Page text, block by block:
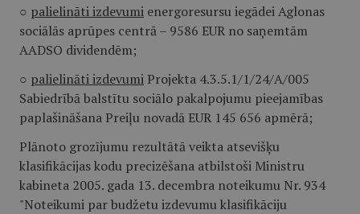
○ palielināti izdevumi energoresursu iegādei Aglonas
sociālās aprūpes centrā – 9586 EUR no saņemtām
AADSO dividendēm;
○ palielināti izdevumi Projekta 4.3.5.1/1/24/A/005
Sabiedrībā balstītu sociālo pakalpojumu pieejamības
paplašināšana Preiļu novadā EUR 145 656 apmērā;
Plānoto grozījumu rezultātā veikta atsevišķu
klasifikācijas kodu precizēšana atbilstoši Ministru
kabineta 2005. gada 13. decembra noteikumu Nr. 934
"Noteikumi par budžetu izdevumu klasifikāciju